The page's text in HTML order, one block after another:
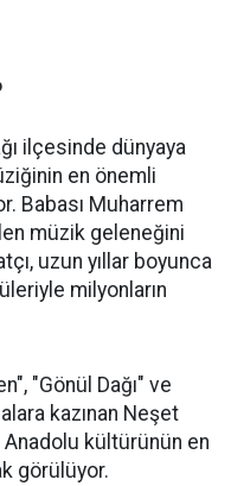
ilçesinde dünyaya
en önemli
Babası Muharrem
müzik geleneğini
uzun yıllar boyunca
milyonların
"Gönül Dağı" ve
kazınan Neşet
Anadolu kültürünün en
görülüyor.